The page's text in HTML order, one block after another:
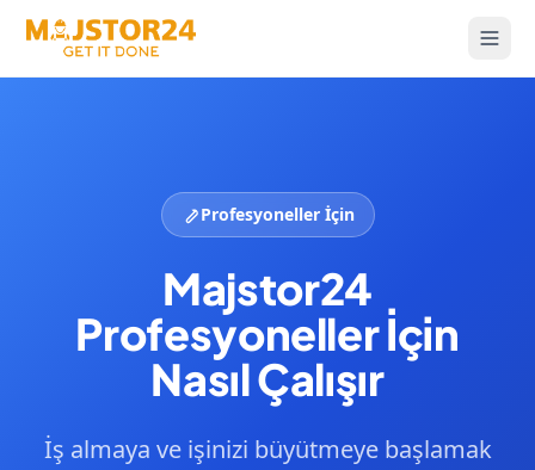
Profesyoneller İçin
Majstor24
Profesyoneller İçin
Nasıl Çalışır
İş almaya ve işinizi büyütmeye başlamak